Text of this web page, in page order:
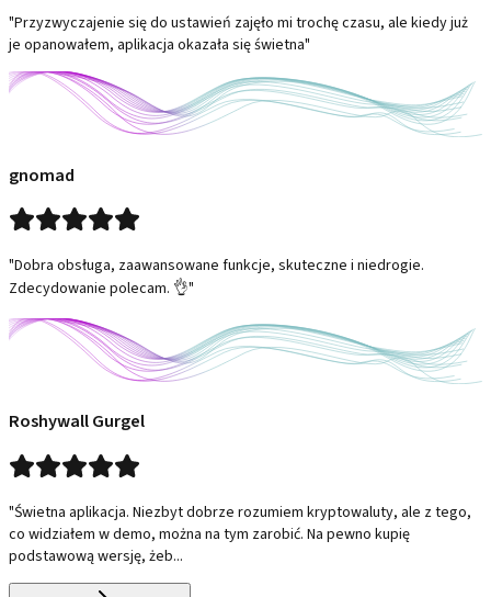
"Przyzwyczajenie się do ustawień zajęło mi trochę czasu, ale kiedy już
je opanowałem, aplikacja okazała się świetna"
gnomad
"Dobra obsługa, zaawansowane funkcje, skuteczne i niedrogie.
Zdecydowanie polecam. 👌"
Roshywall Gurgel
"Świetna aplikacja. Niezbyt dobrze rozumiem kryptowaluty, ale z tego,
co widziałem w demo, można na tym zarobić. Na pewno kupię
podstawową wersję, żeb...